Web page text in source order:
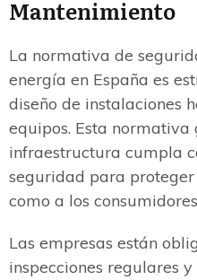
Mantenimiento
La normativa de
energía en España es
diseño de instalaciones
equipos. Esta
infraestructura cumpla
seguridad para
como a los
Las empresas están
inspecciones regulares